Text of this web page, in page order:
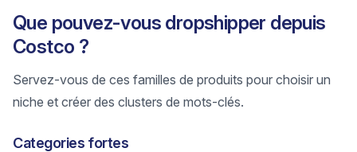
Que pouvez-vous dropshipper depuis
Costco ?
Servez-vous de ces familles de produits pour choisir un
niche et créer des clusters de mots-clés.
Categories fortes